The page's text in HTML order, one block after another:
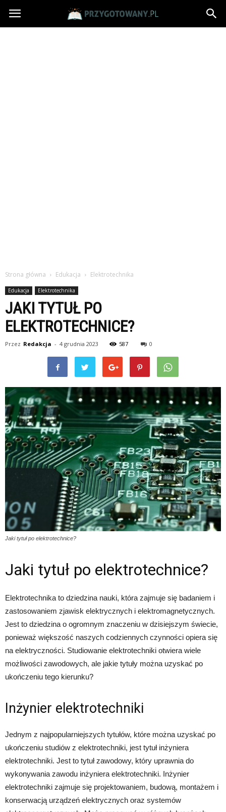
Przygotowany.pl
Strona główna Edukacja Elektrotechnika
Edukacja Elektrotechnika
JAKI TYTUŁ PO
ELEKTROTECHNICE?
Przez Redakcja - 4 grudnia 2023 587 0
Jaki tytuł po elektrotechnice?
Jaki tytuł po elektrotechnice?
Elektrotechnika to dziedzina nauki, która zajmuje się badaniem i
zastosowaniem zjawisk elektrycznych i elektromagnetycznych.
Jest to dziedzina o ogromnym znaczeniu w dzisiejszym świecie,
ponieważ większość naszych codziennych czynności opiera się
na elektryczności. Studiowanie elektrotechniki otwiera wiele
możliwości zawodowych, ale jakie tytuły można uzyskać po
ukończeniu tego kierunku?
Inżynier elektrotechniki
Jednym z najpopularniejszych tytułów, które można uzyskać po
ukończeniu studiów z elektrotechniki, jest tytuł inżyniera
elektrotechniki. Jest to tytuł zawodowy, który uprawnia do
wykonywania zawodu inżyniera elektrotechniki. Inżynier
elektrotechniki zajmuje się projektowaniem, budową, montażem i
konserwacją urządzeń elektrycznych oraz systemów